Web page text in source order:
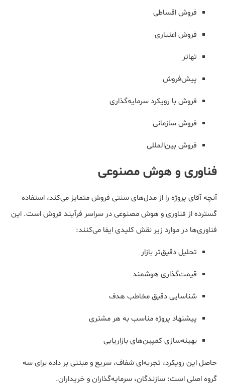
فروش اقساطی
فروش اعتباری
تهاتر
پیش‌فروش
فروش با رویکرد سرمایه‌گذاری
فروش سازمانی
فروش بین‌المللی
فناوری و هوش مصنوعی
آنچه آقای پروژه را از مدل‌های سنتی فروش متمایز می‌کند، استفاده
گسترده از فناوری و هوش مصنوعی در سراسر فرآیند فروش است. این
فناوری‌ها در موارد زیر نقش کلیدی ایفا می‌کنند:
تحلیل دقیق‌تر بازار
قیمت‌گذاری هوشمند
شناسایی دقیق مخاطب هدف
پیشنهاد پروژه مناسب به هر مشتری
بهینه‌سازی کمپین‌های بازاریابی
حاصل این رویکرد، تجربه‌ای شفاف، سریع و مبتنی بر داده برای سه
گروه اصلی است: سازندگان، سرمایه‌گذاران و خریداران.